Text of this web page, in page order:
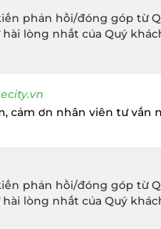
phản hồi/đóng góp từ
lòng nhất của Quý
cảm ơn nhân viên tư vấn
phản hồi/đóng góp từ
lòng nhất của Quý